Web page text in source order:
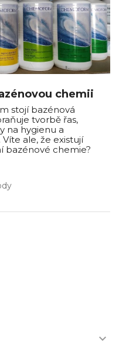
chemii
stojí bazénová
tvorbě řas,
na hygienu a
ale, že existují
bazénové chemie?
